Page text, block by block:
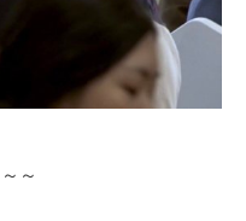
～